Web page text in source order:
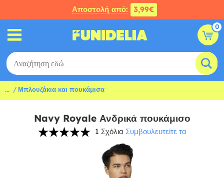
Αποστολή από: 3,99€
0
... Μπλουζάκια και πουκάμισα
Navy Royale Ανδρικά πουκάμισο
1 Σχόλια Συμβουλευτείτε τα